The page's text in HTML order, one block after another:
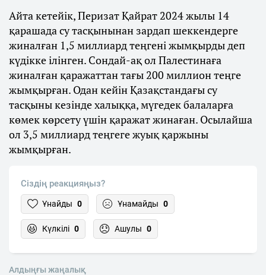
Айта кетейік, Перизат Қайрат 2024 жылы 14
қарашада су тасқынынан зардап шеккендерге
жиналған 1,5 миллиард теңгені жымқырды деп
күдікке ілінген. Сондай-ақ ол Палестинаға
жиналған қаражаттан тағы 200 миллион теңге
жымқырған. Одан кейін Қазақстандағы су
тасқыны кезінде халыққа, мүгедек балаларға
көмек көрсету үшін қаражат жинаған. Осылайша
ол 3,5 миллиард теңгеге жуық қаржыны
жымқырған.
Сіздің реакцияңыз?
Ұнайды 0 Ұнамайды 0
Күлкілі 0 Ашулы 0
Алдыңғы жаңалық